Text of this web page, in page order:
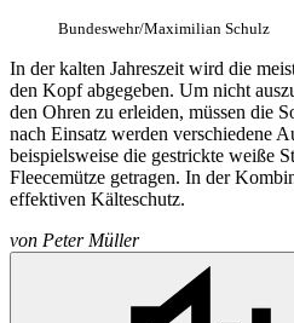
Bundeswehr/Maximilian Schulz
In der kalten Jahreszeit wird die
den Kopf abgegeben. Um nicht
den Ohren zu erleiden, müssen die
nach Einsatz werden verschiedene
beispielsweise die gestrickte weiße
Fleecemütze getragen. In der
effektiven Kälteschutz.
von Peter Müller